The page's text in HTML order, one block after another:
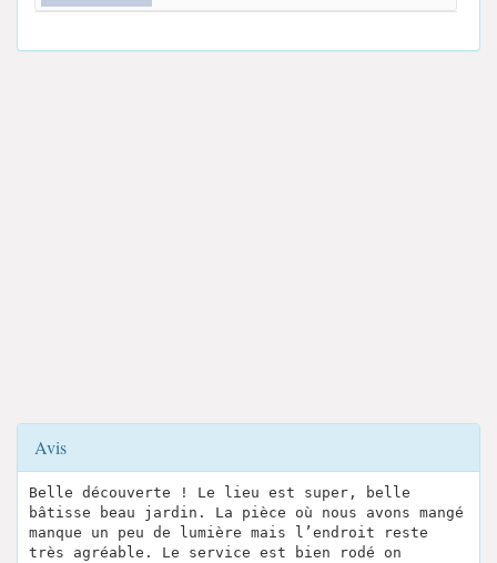
Avis
Belle découverte ! Le lieu est super, belle
bâtisse beau jardin. La pièce où nous avons mangé
manque un peu de lumière mais l’endroit reste
très agréable. Le service est bien rodé on